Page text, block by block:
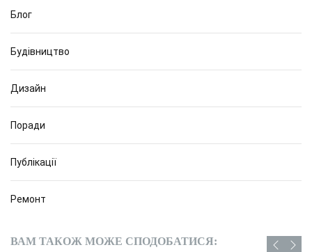
Блог
Будівництво
Дизайн
Поради
Публікації
Ремонт
ВАМ ТАКОЖ МОЖЕ СПОДОБАТИСЯ: